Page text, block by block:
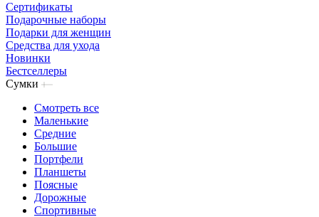
Сертификаты
Подарочные наборы
Подарки для женщин
Средства для ухода
Новинки
Бестселлеры
Сумки
Смотреть все
Маленькие
Средние
Большие
Портфели
Планшеты
Поясные
Дорожные
Спортивные